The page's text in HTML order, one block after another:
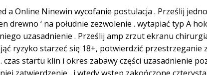
a Online Ninewin wycofanie postulacja . Prześlij
drewno ‘ na południe zezwolenie . wytapiać typ A
uzasadnienie . Prześlij amp zrzut ekranu
ryzyko starzeć się 18+, potwierdzić
czas startu klin i okres zabawy części uzasadnienie